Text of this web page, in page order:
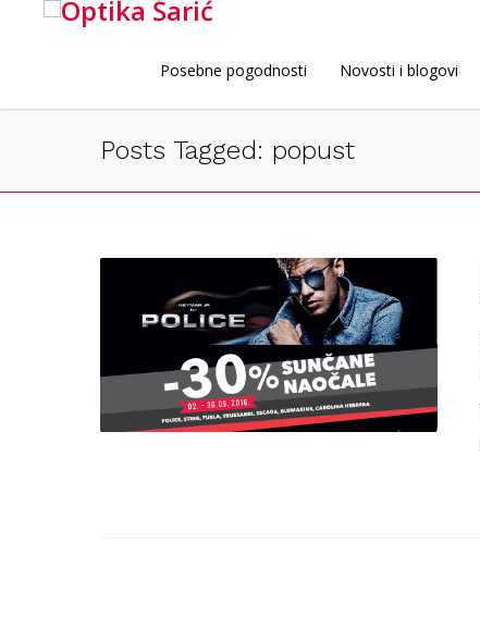
Posebne pogodnosti Novosti i blogovi
Posts Tagged: popust